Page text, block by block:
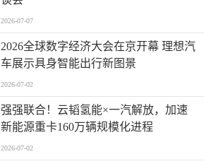
2026-07-07
2026全球数字经济大会在京开幕 理想汽
车展示具身智能出行新图景
2026-07-02
强强联合！云韬氢能×一汽解放，加速
新能源重卡160万辆规模化进程
2026-07-02